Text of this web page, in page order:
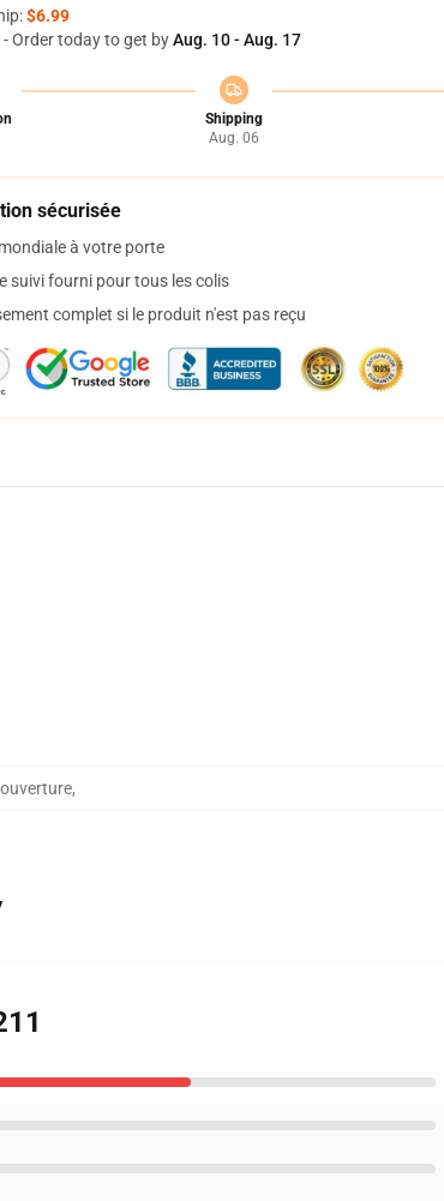
$6.99
Order today to get byAug. 10 - Aug. 17
Shipping
Aug. 06
sécurisée
à votre porte
suivi fourni pour tous les colis
complet si le produit n'est pas reçu
,